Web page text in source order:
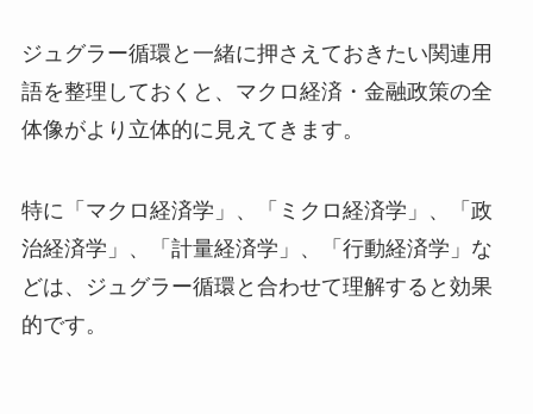
ジュグラー循環と一緒に押さえておきたい関連用
語を整理しておくと、マクロ経済・金融政策の全
体像がより立体的に見えてきます。
特に「マクロ経済学」、「ミクロ経済学」、「政
治経済学」、「計量経済学」、「行動経済学」な
どは、ジュグラー循環と合わせて理解すると効果
的です。